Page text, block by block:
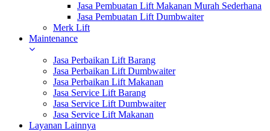
Jasa Pembuatan Lift Makanan Murah Sederhana
Jasa Pembuatan Lift Dumbwaiter
Merk Lift
Maintenance
Jasa Perbaikan Lift Barang
Jasa Perbaikan Lift Dumbwaiter
Jasa Perbaikan Lift Makanan
Jasa Service Lift Barang
Jasa Service Lift Dumbwaiter
Jasa Service Lift Makanan
Layanan Lainnya